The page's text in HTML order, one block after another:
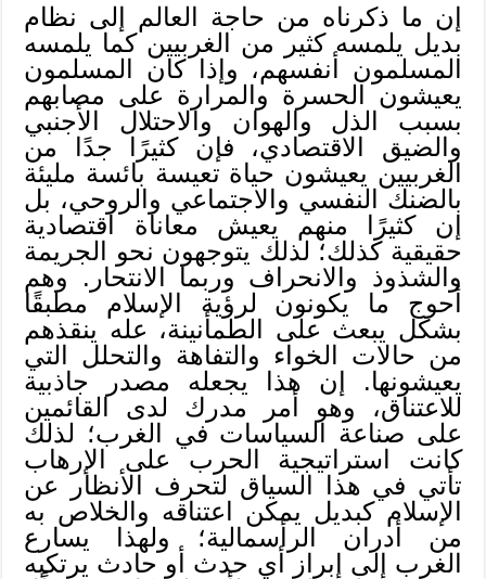
إن ما ذكرناه من حاجة العالم إلى نظام
بديل يلمسه كثير من الغربيين كما يلمسه
المسلمون أنفسهم، وإذا كان المسلمون
يعيشون الحسرة والمرارة على مصابهم
بسبب الذل والهوان والاحتلال الأجنبي
والضيق الاقتصادي، فإن كثيرًا جدًا من
الغربيين يعيشون حياة تعيسة بائسة مليئة
بالضنك النفسي والاجتماعي والروحي، بل
إن كثيرًا منهم يعيش معاناة اقتصادية
حقيقية كذلك؛ لذلك يتوجهون نحو الجريمة
والشذوذ والانحراف وربما الانتحار. وهم
أحوج ما يكونون لرؤية الإسلام مطبقًا
بشكل يبعث على الطمأنينة، عله ينقذهم
من حالات الخواء والتفاهة والتحلل التي
يعيشونها. إن هذا يجعله مصدر جاذبية
للاعتناق، وهو أمر مدرك لدى القائمين
على صناعة السياسات في الغرب؛ لذلك
كانت استراتيجية الحرب على الإرهاب
تأتي في هذا السياق لتحرف الأنظار عن
الإسلام كبديل يمكن اعتناقه والخلاص به
من أدران الرأسمالية؛ ولهذا يسارع
الغرب إلى إبراز أي حدث أو حادث يرتكبه